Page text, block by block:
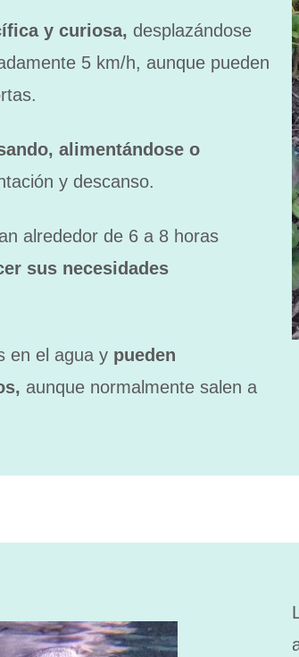
y curiosa, desplazándose
5 km/h, aunque pueden
alimentándose o
y descanso.
alrededor de 6 a 8 horas
sus necesidades
en el agua y pueden
aunque normalmente salen a